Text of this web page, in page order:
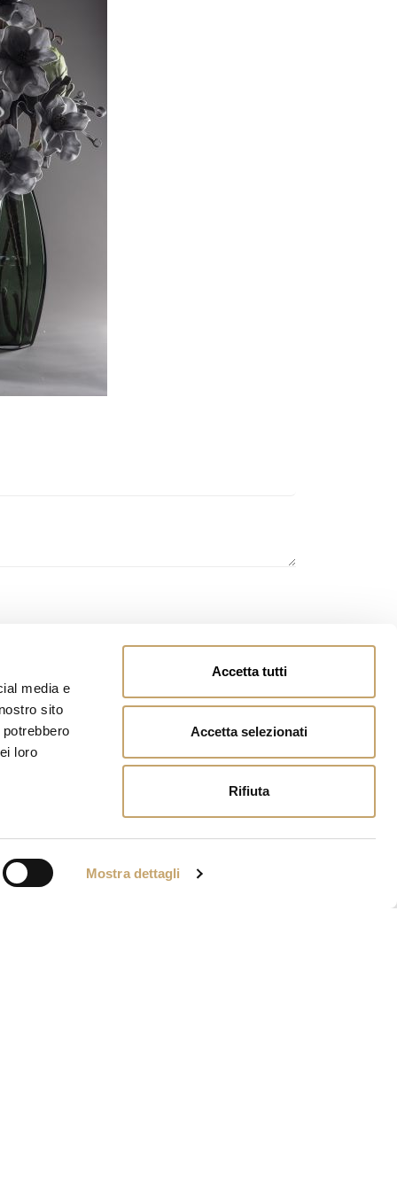
media e
sito
loro
Mostra dettagli
Accetta tutti
Accetta selezionati
Rifiuta
and you authorize the processing of